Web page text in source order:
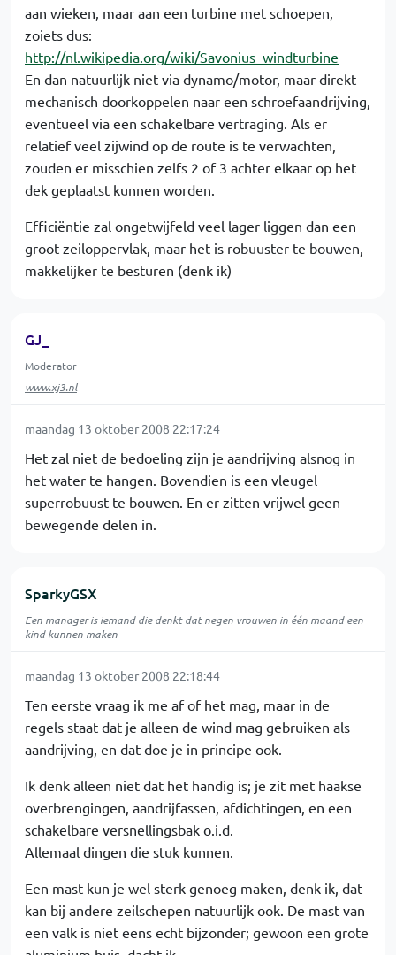
aan wieken, maar aan een turbine met schoepen,
zoiets dus:
http://nl.wikipedia.org/wiki/Savonius_windturbine
En dan natuurlijk niet via dynamo/motor, maar direkt
mechanisch doorkoppelen naar een schroefaandrijving,
eventueel via een schakelbare vertraging. Als er
relatief veel zijwind op de route is te verwachten,
zouden er misschien zelfs 2 of 3 achter elkaar op het
dek geplaatst kunnen worden.
Efficiëntie zal ongetwijfeld veel lager liggen dan een
groot zeiloppervlak, maar het is robuuster te bouwen,
makkelijker te besturen (denk ik)
GJ_
Moderator
www.xj3.nl
maandag 13 oktober 2008 22:17:24
Het zal niet de bedoeling zijn je aandrijving alsnog in
het water te hangen. Bovendien is een vleugel
superrobuust te bouwen. En er zitten vrijwel geen
bewegende delen in.
SparkyGSX
Een manager is iemand die denkt dat negen vrouwen in één maand een
kind kunnen maken
maandag 13 oktober 2008 22:18:44
Ten eerste vraag ik me af of het mag, maar in de
regels staat dat je alleen de wind mag gebruiken als
aandrijving, en dat doe je in principe ook.
Ik denk alleen niet dat het handig is; je zit met haakse
overbrengingen, aandrijfassen, afdichtingen, en een
schakelbare versnellingsbak o.i.d.
Allemaal dingen die stuk kunnen.
Een mast kun je wel sterk genoeg maken, denk ik, dat
kan bij andere zeilschepen natuurlijk ook. De mast van
een valk is niet eens echt bijzonder; gewoon een grote